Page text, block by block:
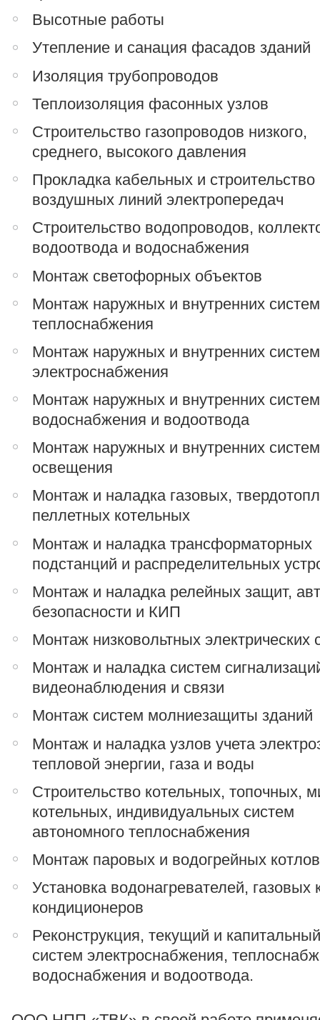
Высотные работы
Утепление и санация фасадов зданий
Изоляция трубопроводов
Теплоизоляция фасонных узлов
Строительство газопроводов низкого,
среднего, высокого давления
Прокладка кабельных и строительство
воздушных линий электропередач
Строительство водопроводов,
водоотвода и водоснабжения
Монтаж светофорных объектов
Монтаж наружных и внутренних систем
теплоснабжения
Монтаж наружных и внутренних систем
электроснабжения
Монтаж наружных и внутренних систем
водоснабжения и водоотвода
Монтаж наружных и внутренних систем
освещения
Монтаж и наладка газовых,
пеллетных котельных
Монтаж и наладка трансформаторных
подстанций и распределительных
Монтаж и наладка релейных защит,
безопасности и КИП
Монтаж низковольтных электрических
Монтаж и наладка систем
видеонаблюдения и связи
Монтаж систем молниезащиты зданий
Монтаж и наладка узлов учета
тепловой энергии, газа и воды
Строительство котельных, топочных,
котельных, индивидуальных систем
автономного теплоснабжения
Монтаж паровых и водогрейных котлов
Установка водонагревателей, газовых
кондиционеров
Реконструкция, текущий и
систем электроснабжения,
водоснабжения и водоотвода.